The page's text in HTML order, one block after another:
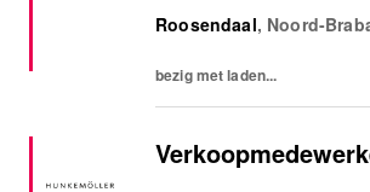
ready to make your mark,
Roosendaal, Noord-
bezig met laden...